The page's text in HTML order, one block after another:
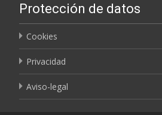
Protección de datos
Cookies
Privacidad
Aviso-legal